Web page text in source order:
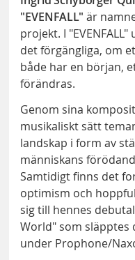
"EVENFALL" är
projekt. I
det förgängliga, om
både har en början,
förändras.
Genom sina
musikaliskt sätt
landskap i form av
människans
Samtidigt finns det
optimism och
sig till hennes
World" som släpptes
under Prophone/